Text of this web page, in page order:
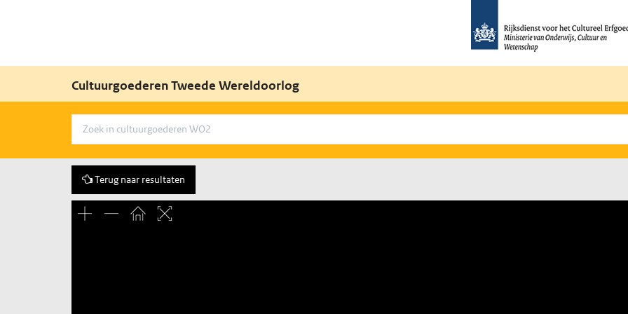
Cultuurgoederen Tweede Wereldoorlog
Terug naar resultaten